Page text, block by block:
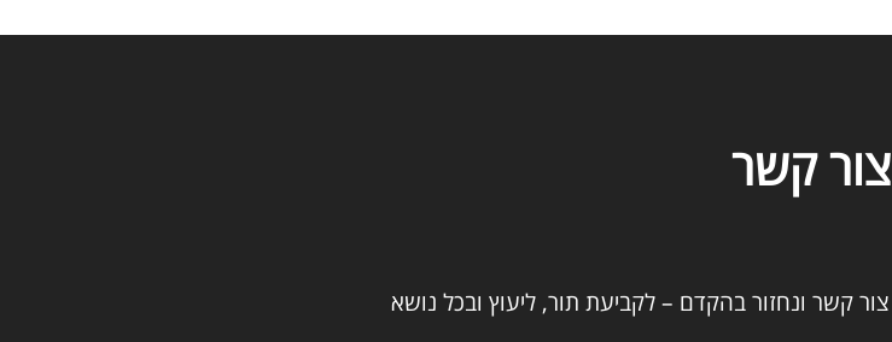
צור קשר
צור קשר ונחזור בהקדם – לקביעת תור, ליעוץ ובכל נושא